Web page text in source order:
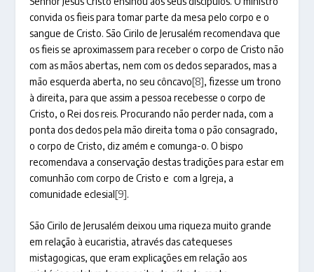
convida os fieis para tomar parte da mesa pelo corpo e o
sangue de Cristo. São Cirilo de Jerusalém recomendava que
os fieis se aproximassem para receber o corpo de Cristo não
com as mãos abertas, nem com os dedos separados, mas a
mão esquerda aberta, no seu côncavo[8], fizesse um trono
à direita, para que assim a pessoa recebesse o corpo de
Cristo, o Rei dos reis. Procurando não perder nada, com a
ponta dos dedos pela mão direita toma o pão consagrado,
o corpo de Cristo, diz amém e comunga-o. O bispo
recomendava a conservação destas tradições para estar em
comunhão com corpo de Cristo e com a Igreja, a
comunidade eclesial[9].
São Cirilo de Jerusalém deixou uma riqueza muito grande
em relação à eucaristia, através das catequeses
mistagogicas, que eram explicações em relação aos